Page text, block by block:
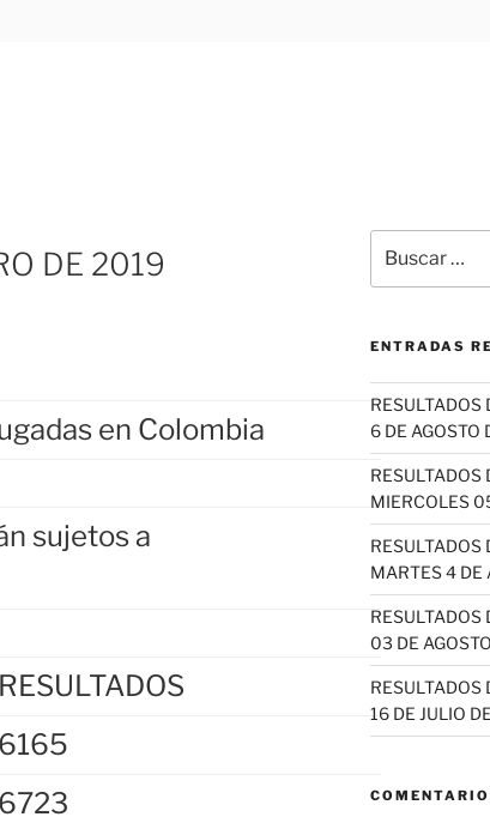
DE 2019
en Colombia
sujetos a
RESULTADOS
6165
6723
por:
ENTRADAS
RESULTADOS
6 DE AGOSTO
RESULTADOS
MIERCOLES
RESULTADOS
MARTES 4 DE
RESULTADOS
03 DE
RESULTADOS
16 DE JULIO